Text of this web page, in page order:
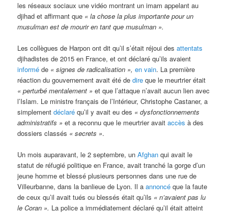
les réseaux sociaux une vidéo montrant un imam appelant au
djihad et affirmant que « la chose la plus importante pour un
musulman est de mourir en tant que musulman ».
Les collègues de Harpon ont dit qu’il s’était réjoui desattentats
djihadistes de 2015 en France, et ont déclaré qu’ils avaient
informé de « signes de radicalisation », en vain. La première
réaction du gouvernement avait été dedire que le meurtrier était
« perturbé mentalement » et que l’attaque n’avait aucun lien avec
l’Islam. Le ministre français de l’Intérieur, Christophe Castaner, a
simplementdéclaré qu’il y avait eu des « dysfonctionnements
administratifs » et a reconnu que le meurtrier avaitaccès à des
dossiers classés « secrets ».
Un mois auparavant, le 2 septembre, unAfghan qui avait le
statut de réfugié politique en France, avait tranché la gorge d’un
jeune homme et blessé plusieurs personnes dans une rue de
Villeurbanne, dans la banlieue de Lyon. Il aannoncé que la faute
de ceux qu’il avait tués ou blessés était qu’ils « n’avaient pas lu
le Coran ». La police a immédiatement déclaré qu’il était atteint